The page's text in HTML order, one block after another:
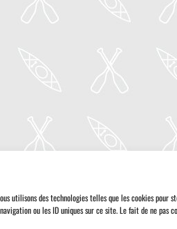
utilisons des technologies telles que les cookies
ou les ID uniques sur ce site. Le fait de ne